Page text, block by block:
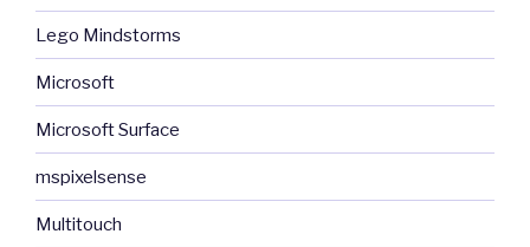
Lego Mindstorms
Microsoft
Microsoft Surface
mspixelsense
Multitouch